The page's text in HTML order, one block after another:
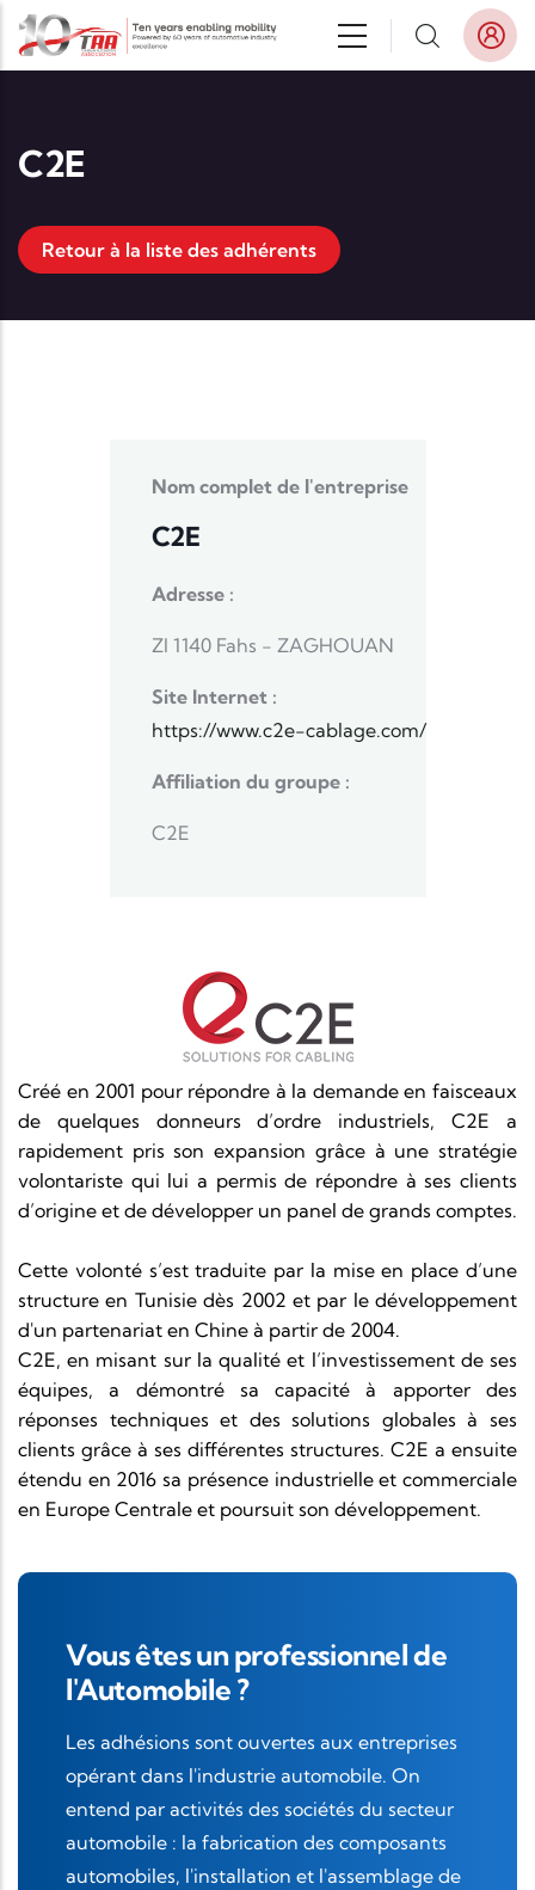
Aller au contenu principal
C2E
Retour à la liste des adhérents
Nom complet de l'entreprise
C2E
Adresse :
ZI 1140 Fahs - ZAGHOUAN
Site Internet :
https://www.c2e-cablage.com/
Affiliation du groupe :
C2E
Créé en 2001 pour répondre à la demande en faisceaux
de quelques donneurs d’ordre industriels, C2E a
rapidement pris son expansion grâce à une stratégie
volontariste qui lui a permis de répondre à ses clients
d’origine et de développer un panel de grands comptes.
Cette volonté s’est traduite par la mise en place d’une
structure en Tunisie dès 2002 et par le développement
d'un partenariat en Chine à partir de 2004.
C2E, en misant sur la qualité et l’investissement de ses
équipes, a démontré sa capacité à apporter des
réponses techniques et des solutions globales à ses
clients grâce à ses différentes structures. C2E a ensuite
étendu en 2016 sa présence industrielle et commerciale
en Europe Centrale et poursuit son développement.
Vous êtes un professionnel de
l'Automobile ?
Les adhésions sont ouvertes aux entreprises
opérant dans l'industrie automobile. On
entend par activités des sociétés du secteur
automobile : la fabrication des composants
automobiles, l'installation et l'assemblage de